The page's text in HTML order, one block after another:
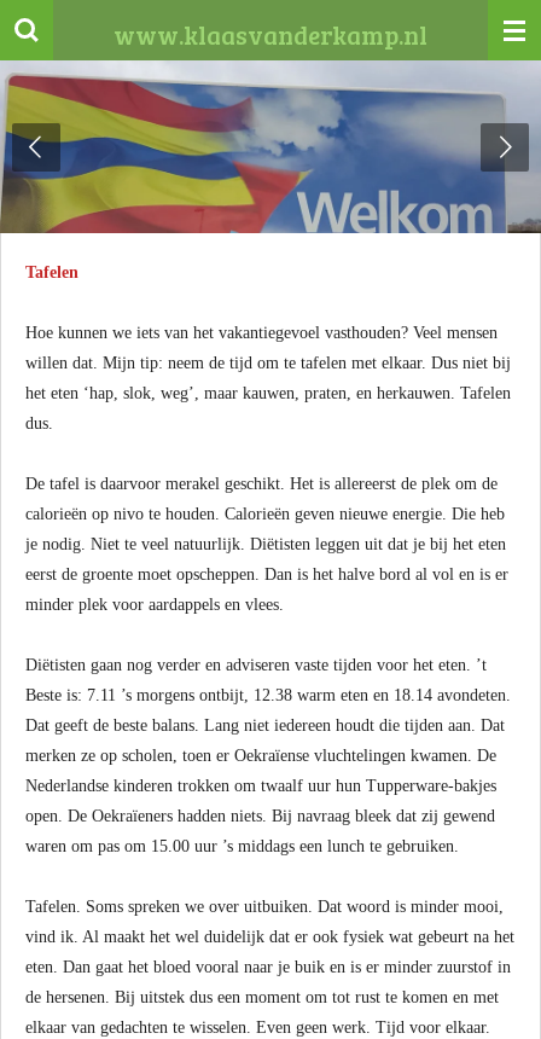
Ga
naar
hoofdinhoud
www.klaasvanderkamp.nl
Tafelen
Hoe kunnen we iets van het vakantiegevoel vasthouden? Veel mensen
willen dat. Mijn tip: neem de tijd om te tafelen met elkaar. Dus niet bij
het eten ‘hap, slok, weg’, maar kauwen, praten, en herkauwen. Tafelen
dus.
De tafel is daarvoor merakel geschikt. Het is allereerst de plek om de
calorieën op nivo te houden. Calorieën geven nieuwe energie. Die heb
je nodig. Niet te veel natuurlijk. Diëtisten leggen uit dat je bij het eten
eerst de groente moet opscheppen. Dan is het halve bord al vol en is er
minder plek voor aardappels en vlees.
Diëtisten gaan nog verder en adviseren vaste tijden voor het eten. ’t
Beste is: 7.11 ’s morgens ontbijt, 12.38 warm eten en 18.14 avondeten.
Dat geeft de beste balans. Lang niet iedereen houdt die tijden aan. Dat
merken ze op scholen, toen er Oekraïense vluchtelingen kwamen. De
Nederlandse kinderen trokken om twaalf uur hun Tupperware-bakjes
open. De Oekraïeners hadden niets. Bij navraag bleek dat zij gewend
waren om pas om 15.00 uur ’s middags een lunch te gebruiken.
Tafelen. Soms spreken we over uitbuiken. Dat woord is minder mooi,
vind ik. Al maakt het wel duidelijk dat er ook fysiek wat gebeurt na het
eten. Dan gaat het bloed vooral naar je buik en is er minder zuurstof in
de hersenen. Bij uitstek dus een moment om tot rust te komen en met
elkaar van gedachten te wisselen. Even geen werk. Tijd voor elkaar.